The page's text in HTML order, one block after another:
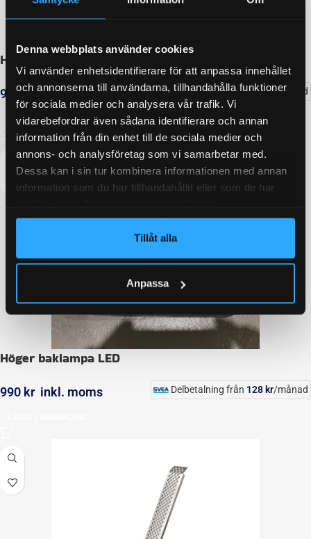
Denna webbplats använder cookies
Vi använder enhetsidentifierare för att anpassa innehållet
och annonserna till användarna, tillhandahålla funktioner
för sociala medier och analysera vår trafik. Vi
vidarebefordrar även sådana identifierare och annan
information från din enhet till de sociala medier och
annons- och analysföretag som vi samarbetar med.
Dessa kan i sin tur kombinera informationen med annan
information som du har tillhandahållit eller som de har
Tillåt alla
Anpassa
Hjul 155/80R13 84N Westlake Trailer ST290
990kr inkl. moms Delbetalning från128kr/månad
LÄGG I VARUKORG
Höger baklampa LED
990 kr inkl. moms Delbetalning från 128 kr/månad